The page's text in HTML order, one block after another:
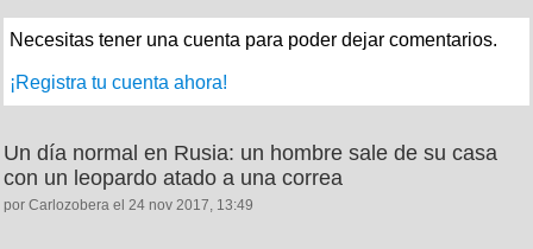
Necesitas tener una cuenta para poder dejar comentarios.
¡Registra tu cuenta ahora!
Un día normal en Rusia: un hombre sale de su casa
con un leopardo atado a una correa
por Carlozobera el 24 nov 2017, 13:49